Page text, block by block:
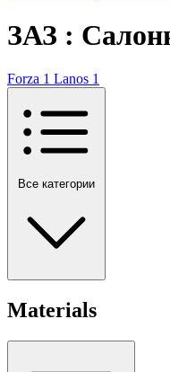
ЗАЗ :
Forza 1 Lanos 1
Все категории
Materials